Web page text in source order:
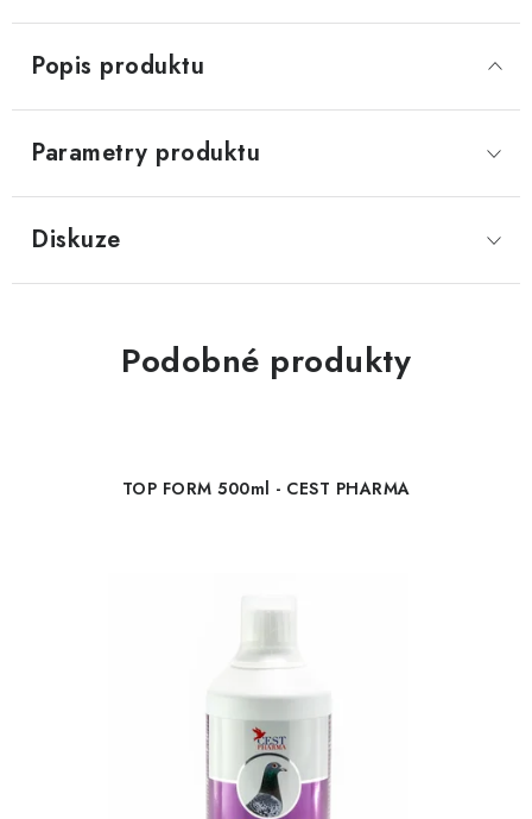
Popis produktu
Parametry produktu
Diskuze
Podobné produkty
TOP FORM 500ml - CEST PHARMA